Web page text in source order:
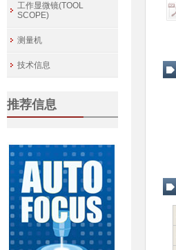
工作显微镜(TOOL
SCOPE)
测量机
技术信息
推荐信息